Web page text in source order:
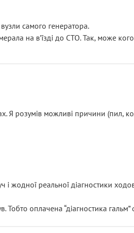
самого генератора.
на вʼїзді до СТО. Так, може
Я розумів можливі причини (пил,
і жодної реальної діагностики
оплачена “діагностика